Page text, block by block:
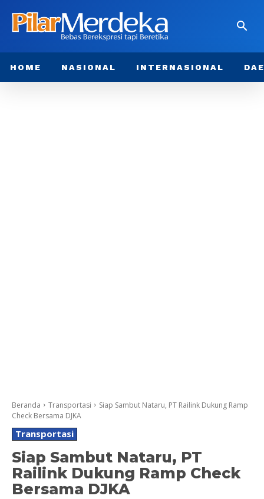
HOME NASIONAL INTERNASIONAL
Beranda Transportasi
Siap Sambut Nataru, PT Railink Dukung Ramp
Check Bersama DJKA
Transportasi
Siap Sambut Nataru, PT
Railink Dukung Ramp Check
Bersama DJKA